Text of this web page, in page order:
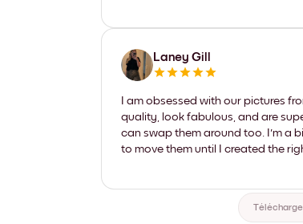
Laney Gill
I am obsessed with our pictures
quality, look fabulous, and are
can swap them around too. I'm a
to move them until I created the